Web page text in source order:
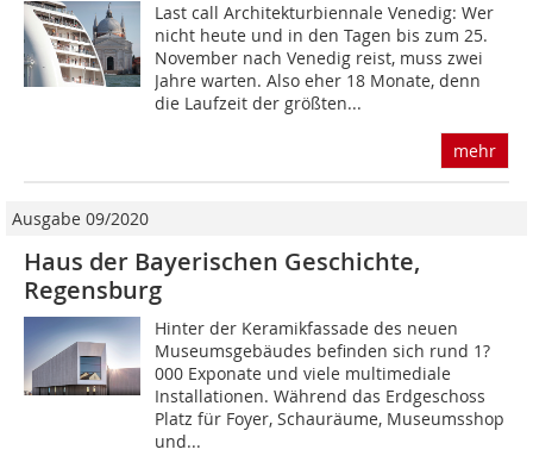
Last call Architekturbiennale Venedig: Wer
nicht heute und in den Tagen bis zum 25.
November nach Venedig reist, muss zwei
Jahre warten. Also eher 18 Monate, denn
die Laufzeit der größten...
mehr
Ausgabe 09/2020
Haus der Bayerischen Geschichte,
Regensburg
Hinter der Keramikfassade des neuen
Museumsgebäudes befinden sich rund 1?
000 Exponate und viele multimediale
Installationen. Während das Erdgeschoss
Platz für Foyer, Schauräume, Museumsshop
und...